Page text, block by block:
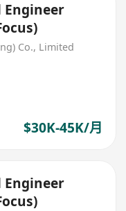
Co., Limited
$30K-45K/月